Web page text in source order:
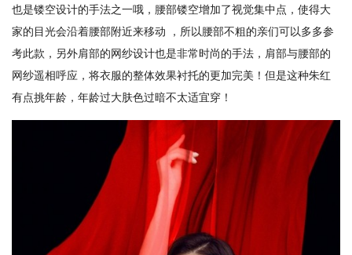
也是镂空设计的手法之一哦，腰部镂空增加了视觉集中点，使得大
家的目光会沿着腰部附近来移动 ，所以腰部不粗的亲们可以多多参
考此款，另外肩部的网纱设计也是非常时尚的手法，肩部与腰部的
网纱遥相呼应，将衣服的整体效果衬托的更加完美！但是这种朱红
有点挑年龄，年龄过大肤色过暗不太适宜穿！